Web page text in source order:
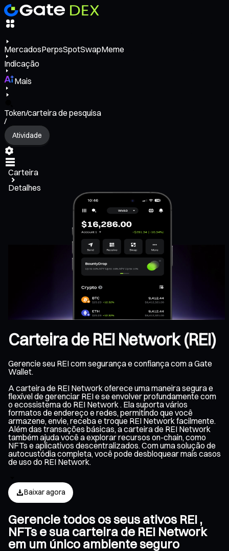
MercadosPerpsSpotSwapMeme
Indicação
Mais
Token/carteira de pesquisa
/
Atividade
Carteira
Detalhes
Carteira de REI Network (REI)
Gerencie seu REI com segurança e confiança com a Gate
Wallet.
A carteira de REI Network oferece uma maneira segura e
flexível de gerenciar REI e se envolver profundamente com
o ecossistema do REI Network . Ela suporta vários
formatos de endereço e redes, permitindo que você
armazene, envie, receba e troque REI Network facilmente.
Além das transações básicas, a carteira de REI Network
também ajuda você a explorar recursos on-chain, como
NFTs e aplicativos descentralizados. Com uma solução de
autocustódia completa, você pode desbloquear mais casos
de uso do REI Network.
Baixar agora
Gerencie todos os seus ativos REI ,
NFTs e sua carteira de REI Network
em um único ambiente seguro